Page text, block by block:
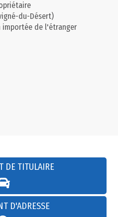
du-Désert)
de l'étranger
DE TITULAIRE
D'ADRESSE